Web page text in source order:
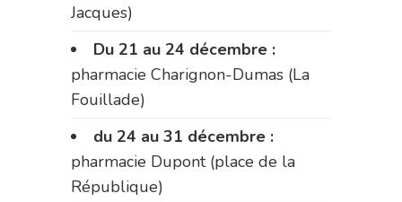
Jacques)
Du 21 au 24 décembre :
pharmacie Charignon-Dumas (La
Fouillade)
du 24 au 31 décembre :
pharmacie Dupont (place de la
République)